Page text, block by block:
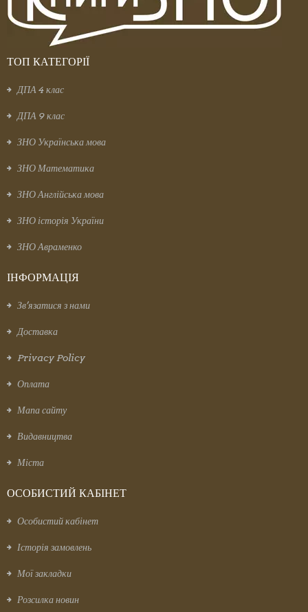
ТОП КАТЕГОРІЇ
ДПА 4 клас
ДПА 9 клас
ЗНО Українська мова
ЗНО Математика
ЗНО Англійська мова
ЗНО історія України
ЗНО Авраменко
ІНФОРМАЦІЯ
Зв’язатися з нами
Доставка
Privacy Policy
Оплата
Мапа сайту
Видавництва
Міста
ОСОБИСТИЙ КАБІНЕТ
Особистий кабінет
Історія замовлень
Мої закладки
Розсилка новин